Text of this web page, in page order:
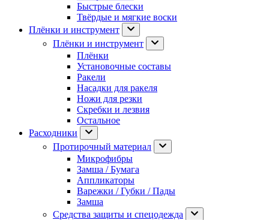
Быстрые блески
Твёрдые и мягкие воски
Плёнки и инструмент
Плёнки и инструмент
Плёнки
Установочные составы
Ракели
Насадки для ракеля
Ножи для резки
Скребки и лезвия
Остальное
Расходники
Протирочный материал
Микрофибры
Замша / Бумага
Аппликаторы
Варежки / Губки / Пады
Замша
Средства защиты и спецодежда